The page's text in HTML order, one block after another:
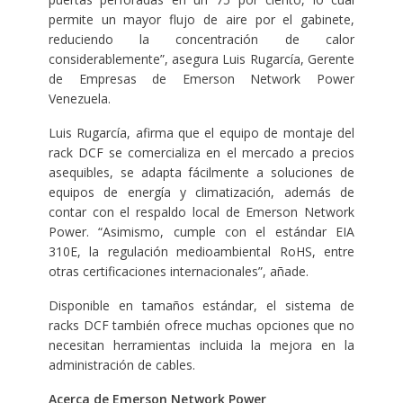
permite un mayor flujo de aire por el gabinete,
reduciendo la concentración de calor
considerablemente”, asegura Luis Rugarcía, Gerente
de Empresas de Emerson Network Power
Venezuela.
Luis Rugarcía, afirma que el equipo de montaje del
rack DCF se comercializa en el mercado a precios
asequibles, se adapta fácilmente a soluciones de
equipos de energía y climatización, además de
contar con el respaldo local de Emerson Network
Power. “Asimismo, cumple con el estándar EIA
310E, la regulación medioambiental RoHS, entre
otras certificaciones internacionales”, añade.
Disponible en tamaños estándar, el sistema de
racks DCF también ofrece muchas opciones que no
necesitan herramientas incluida la mejora en la
administración de cables.
Acerca de Emerson Network Power